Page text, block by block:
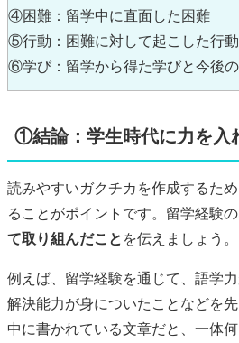
④困難：留学中に直面した困難
⑤行動：困難に対して起こした行
⑥学び：留学から得た学びと今後
①結論：学生時代に力を入
読みやすいガクチカを作成するた
ることがポイントです。留学経験の
て取り組んだこと を伝えましょう。
例えば、留学経験を通じて、語学
解決能力が身についたことなどを
中に書かれている文章だと、一体